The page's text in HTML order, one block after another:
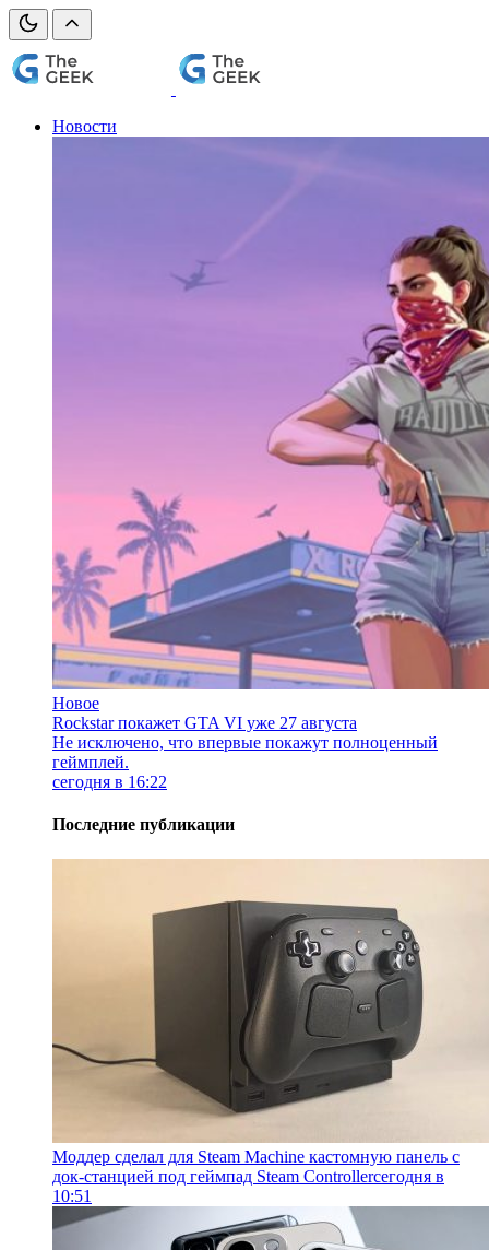
Новости
Новое
Rockstar покажет GTA VI уже 27 августа
Не исключено, что впервые покажут полноценный
геймплей.
сегодня в 16:22
Последние публикации
Моддер сделал для Steam Machine кастомную панель с
док-станцией под геймпад Steam Controllerсегодня в
10:51